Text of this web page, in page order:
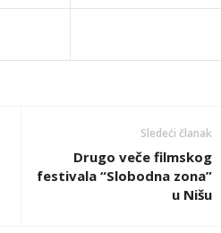
Sledeći članak
Drugo veče filmskog
festivala “Slobodna zona”
u Nišu